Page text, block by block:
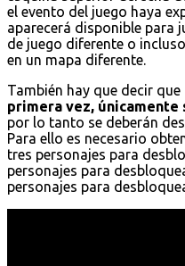
el evento del juego haya
aparecerá disponible para
de juego diferente o
en un mapa diferente.
También hay que decir que
primera vez, únicamente
por lo tanto se deberán
Para ello es necesario
tres personajes para
personajes para
personajes para